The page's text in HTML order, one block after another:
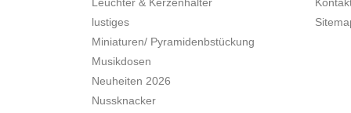
Leuchter & Kerzenhalter
lustiges
Miniaturen/ Pyramidenbstückung
Musikdosen
Neuheiten 2026
Nussknacker